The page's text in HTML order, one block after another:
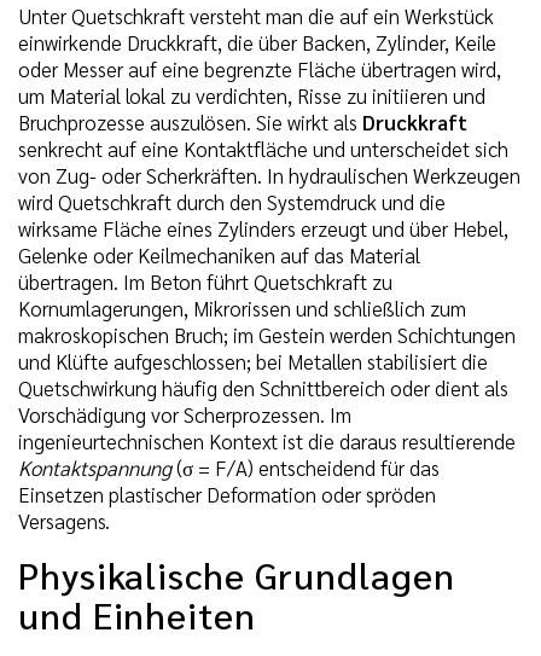
Unter Quetschkraft versteht man die auf ein Werkstück
einwirkende Druckkraft, die über Backen, Zylinder, Keile
oder Messer auf eine begrenzte Fläche übertragen wird,
um Material lokal zu verdichten, Risse zu initiieren und
Bruchprozesse auszulösen. Sie wirkt als Druckkraft
senkrecht auf eine Kontaktfläche und unterscheidet sich
von Zug- oder Scherkräften. In hydraulischen Werkzeugen
wird Quetschkraft durch den Systemdruck und die
wirksame Fläche eines Zylinders erzeugt und über Hebel,
Gelenke oder Keilmechaniken auf das Material
übertragen. Im Beton führt Quetschkraft zu
Kornumlagerungen, Mikrorissen und schließlich zum
makroskopischen Bruch; im Gestein werden Schichtungen
und Klüfte aufgeschlossen; bei Metallen stabilisiert die
Quetschwirkung häufig den Schnittbereich oder dient als
Vorschädigung vor Scherprozessen. Im
ingenieurtechnischen Kontext ist die daraus resultierende
Kontaktspannung(σ = F/A) entscheidend für das
Einsetzen plastischer Deformation oder spröden
Versagens.
Physikalische Grundlagen
und Einheiten